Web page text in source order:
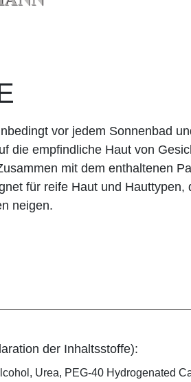
vor jedem Sonnenbad
die empfindliche Haut von
mit dem enthaltenen
für reife Haut und Hauttypen,
neigen.
der Inhaltsstoffe):
Urea, PEG-40 Hydrogenated